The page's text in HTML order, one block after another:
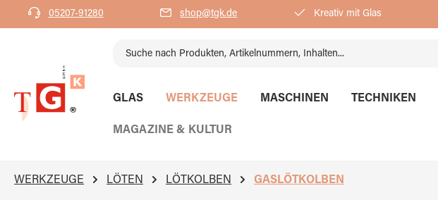
Zur Hauptnavigation springen
05207-91280 shop@tgk.de Kreativ mit Glas
GLAS WERKZEUGE MASCHINEN TECHNIKEN
MAGAZINE & KULTUR
WERKZEUGE LÖTEN LÖTKOLBEN GASLÖTKOLBEN